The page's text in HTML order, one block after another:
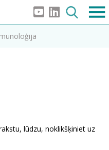
lūdzu, noklikšķiniet uz